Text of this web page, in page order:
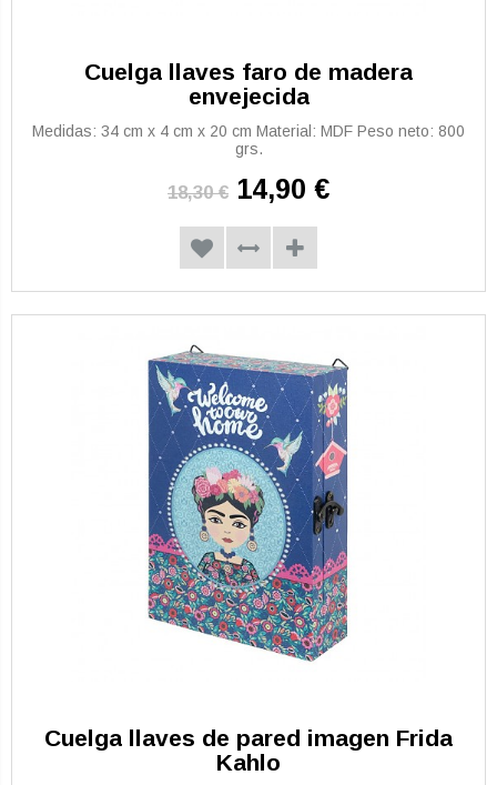
Cuelga llaves faro de madera
envejecida
Medidas: 34 cm x 4 cm x 20 cm Material: MDF Peso neto: 800
grs.
18,30 € 14,90 €
Cuelga llaves de pared imagen Frida
Kahlo